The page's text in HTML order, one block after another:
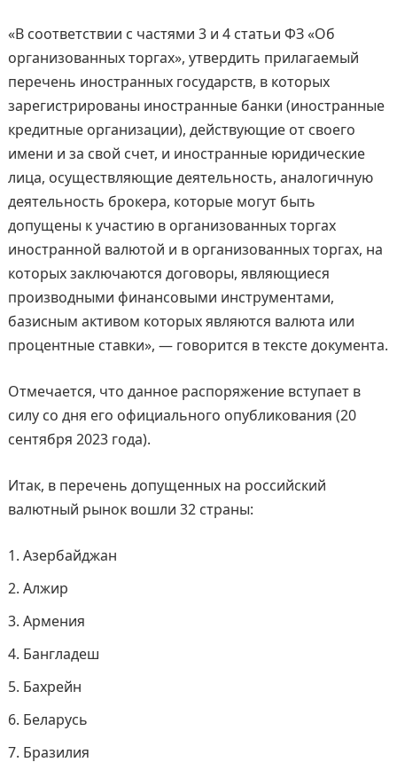
«В соответствии с частями 3 и 4 статьи ФЗ «Об
организованных торгах», утвердить прилагаемый
перечень иностранных государств, в которых
зарегистрированы иностранные банки (иностранные
кредитные организации), действующие от своего
имени и за свой счет, и иностранные юридические
лица, осуществляющие деятельность, аналогичную
деятельность брокера, которые могут быть
допущены к участию в организованных торгах
иностранной валютой и в организованных торгах, на
которых заключаются договоры, являющиеся
производными финансовыми инструментами,
базисным активом которых являются валюта или
процентные ставки», — говорится в тексте документа.
Отмечается, что данное распоряжение вступает в
силу со дня его официального опубликования (20
сентября 2023 года).
Итак, в перечень допущенных на российский
валютный рынок вошли 32 страны:
Азербайджан
Алжир
Армения
Бангладеш
Бахрейн
Беларусь
Бразилия